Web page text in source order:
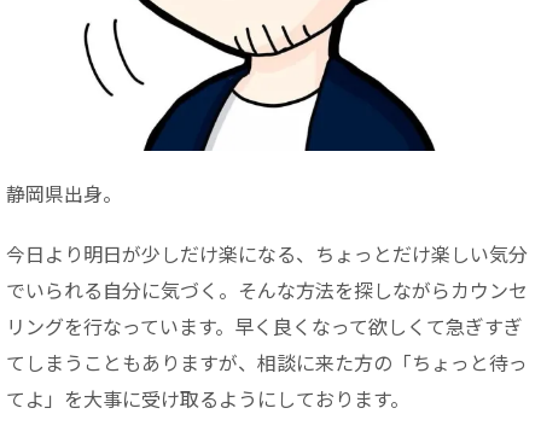
静岡県出身。
今日より明日が少しだけ楽になる、ちょっとだけ楽しい気分
でいられる自分に気づく。そんな方法を探しながらカウンセ
リングを行なっています。早く良くなって欲しくて急ぎすぎ
てしまうこともありますが、相談に来た方の「ちょっと待っ
てよ」を大事に受け取るようにしております。